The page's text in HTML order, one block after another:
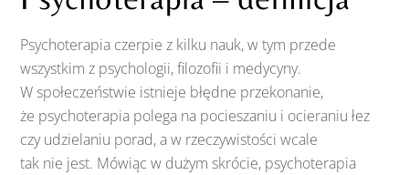
Psychoterapia czerpie z kilku nauk, w tym przede
wszystkim z psychologii, filozofii i medycyny.
W społeczeństwie istnieje błędne przekonanie,
że psychoterapia polega na pocieszaniu i ocieraniu łez
czy udzielaniu porad, a w rzeczywistości wcale
tak nie jest. Mówiąc w dużym skrócie, psychoterapia